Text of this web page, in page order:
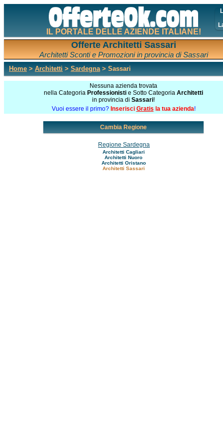
IL PORTALE DELLE AZIENDE ITALIANE!
Offerte Architetti Sassari
Architetti Sconti e Promozioni in provincia di Sassari
Home > Architetti > Sardegna> Sassari
Nessuna azienda trovata
nella Categoria Professionisti e Sotto Categoria Architetti
in provincia di Sassari!
Vuoi essere il primo? Inserisci Gratis la tua azienda!
Cambia Regione
Regione Sardegna
Architetti Cagliari
Architetti Nuoro
Architetti Oristano
Architetti Sassari